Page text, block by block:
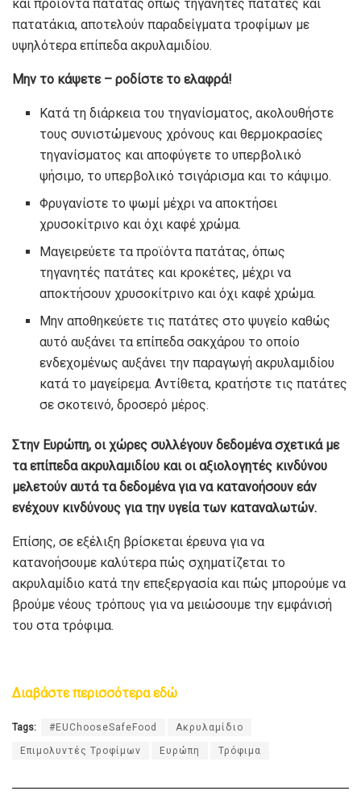
και προϊόντα πατάτας όπως τηγανητές πατάτες και
πατατάκια, αποτελούν παραδείγματα τροφίμων με
υψηλότερα επίπεδα ακρυλαμιδίου.
Μην το κάψετε – ροδίστε το ελαφρά!
Κατά τη διάρκεια του τηγανίσματος, ακολουθήστε
τους συνιστώμενους χρόνους και θερμοκρασίες
τηγανίσματος και αποφύγετε το υπερβολικό
ψήσιμο, το υπερβολικό τσιγάρισμα και το κάψιμο.
Φρυγανίστε το ψωμί μέχρι να αποκτήσει
χρυσοκίτρινο και όχι καφέ χρώμα.
Μαγειρεύετε τα προϊόντα πατάτας, όπως
τηγανητές πατάτες και κροκέτες, μέχρι να
αποκτήσουν χρυσοκίτρινο και όχι καφέ χρώμα.
Μην αποθηκεύετε τις πατάτες στο ψυγείο καθώς
αυτό αυξάνει τα επίπεδα σακχάρου το οποίο
ενδεχομένως αυξάνει την παραγωγή ακρυλαμιδίου
κατά το μαγείρεμα. Αντίθετα, κρατήστε τις πατάτες
σε σκοτεινό, δροσερό μέρος.
Στην Ευρώπη, οι χώρες συλλέγουν δεδομένα σχετικά με
τα επίπεδα ακρυλαμιδίου και οι αξιολογητές κινδύνου
μελετούν αυτά τα δεδομένα για να κατανοήσουν εάν
ενέχουν κινδύνους για την υγεία των καταναλωτών.
Επίσης, σε εξέλιξη βρίσκεται έρευνα για να
κατανοήσουμε καλύτερα πώς σχηματίζεται το
ακρυλαμίδιο κατά την επεξεργασία και πώς μπορούμε να
βρούμε νέους τρόπους για να μειώσουμε την εμφάνισή
του στα τρόφιμα.
Διαβάστε περισσότερα εδώ
Tags: #EUChooseSafeFood Ακρυλαμίδιο
Επιμολυντές Τροφίμων Ευρώπη Τρόφιμα